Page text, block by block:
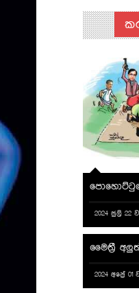
2024 ජුලි 22
මෛත්‍රී
2024 අප්‍රේ